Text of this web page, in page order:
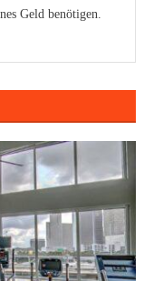
Geld benötigen.